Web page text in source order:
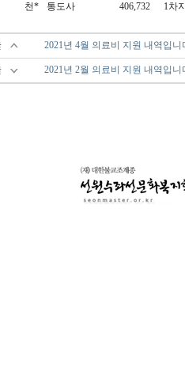
천* 통도사 406,732 1차
2021년 4월 의료비 지원 내역입니
2021년 2월 의료비 지원 내역입니